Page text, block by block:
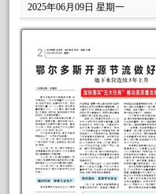
2025年06月09日 星期一